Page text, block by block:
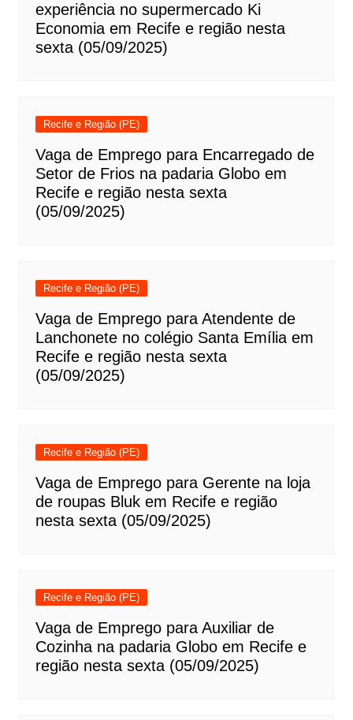
experiência no supermercado Ki
Economia em Recife e região nesta
sexta (05/09/2025)
Recife e Região (PE)
Vaga de Emprego para Encarregado de
Setor de Frios na padaria Globo em
Recife e região nesta sexta
(05/09/2025)
Recife e Região (PE)
Vaga de Emprego para Atendente de
Lanchonete no colégio Santa Emília em
Recife e região nesta sexta
(05/09/2025)
Recife e Região (PE)
Vaga de Emprego para Gerente na loja
de roupas Bluk em Recife e região
nesta sexta (05/09/2025)
Recife e Região (PE)
Vaga de Emprego para Auxiliar de
Cozinha na padaria Globo em Recife e
região nesta sexta (05/09/2025)